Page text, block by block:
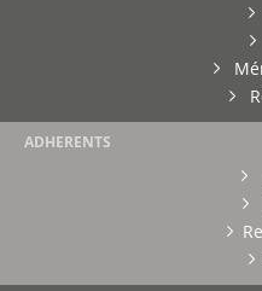
ADHERENTS